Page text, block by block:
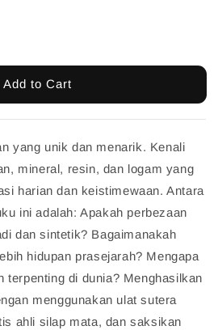
Add to Cart
yang unik dan menarik. Kenali
mineral, resin, dan logam yang
harian dan keistimewaan. Antara
ini adalah: Apakah perbezaan
dan sintetik? Bagaimanakah
hidupan prasejarah? Mengapa
terpenting di dunia? Menghasilkan
menggunakan ulat sutera
ahli silap mata, dan saksikan